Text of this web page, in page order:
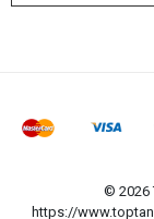
© 2026
https://